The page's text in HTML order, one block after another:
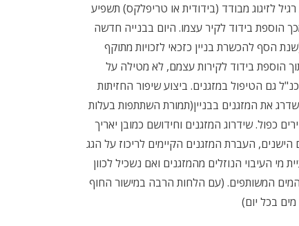
לזיגוג מבודד (בידודית או טריפלקס) תשפיע
הוספת בידוד לקיר עצמו. היום בבנייה חדשה
מחייב רמת בידוד טרמי גבוהה יותר מזו שהייתה מקובלת עד 1980 (שנת הסף להכשרת בניין כזכאי לזכויות מתוקף
תוך הוספת בידוד לקירות עצמם, לא מטילה על
גם הטיפול במזגנים. ביצוע שיפור החזיתות
את המזגנים בבניין(תמורת השתתפות בעלות
כפול. שידרוג המזגנים וחידושם כמובן יאריך
הישנים, העברת המזגנים הקיימים לריכוז על הגג
העיבוי הנוזלים מהמזגנים ואם נשכיל לכוון
המים המשותפים. (עם הלחות הרבה במישור החוף